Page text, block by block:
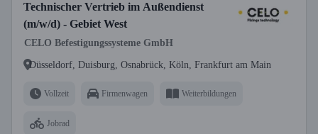
Technischer Vertrieb im Außendienst
(m/w/d) - Gebiet West
CELO Befestigungssysteme GmbH
Düsseldorf, Duisburg, Osnabrück, Köln, Frankfurt am Main
Vollzeit Firmenwagen Weiterbildungen
Jobrad